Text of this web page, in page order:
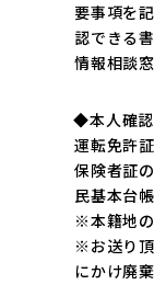
要事項を
認できる
情報相談
◆本人確認の
運転免許
保険者証
民基本台
※本籍地
※お送り
にかけ廃